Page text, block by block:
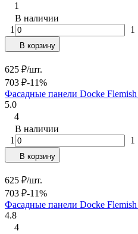
1
В наличии
1
1
В корзину
625 ₽/шт.
703 ₽-11%
Фасадные панели Docke
5.0
4
В наличии
1
1
В корзину
625 ₽/шт.
703 ₽-11%
Фасадные панели Docke
4.8
4